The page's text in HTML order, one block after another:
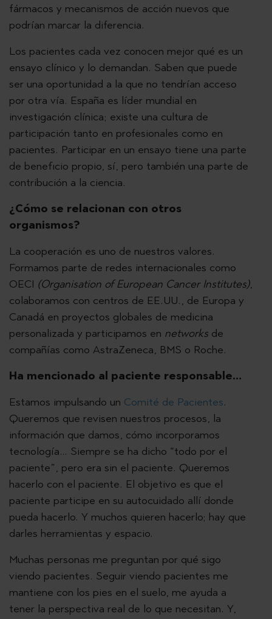
fármacos y mecanismos de acción nuevos que
podrían marcar la diferencia.
Los pacientes cada vez conocen mejor qué es un
ensayo clínico y lo demandan. Saben que puede
ser una oportunidad a la que no tendrían acceso
por otra vía. España es líder mundial en
investigación clínica; existe una cultura de
participación tanto en profesionales como en
pacientes. Participar en un ensayo tiene una parte
de beneficio propio, sí, pero también una parte de
contribución a la ciencia.
¿Cómo se relacionan con otros
organismos?
La cooperación es uno de nuestros valores.
Formamos parte de redes internacionales como
OECI (Organisation of European Cancer Institutes),
colaboramos con centros de EE.UU., de Europa y
Canadá en proyectos globales de medicina
personalizada y participamos en networks de
compañías como AstraZeneca, BMS o Roche.
Ha mencionado al paciente responsable…
Estamos impulsando un Comité de Pacientes.
Queremos que revisen nuestros procesos, la
información que damos, cómo incorporamos
tecnología… Siempre se ha dicho “todo por el
paciente”, pero era sin el paciente. Queremos
hacerlo con el paciente. El objetivo es que el
paciente participe en su autocuidado allí donde
pueda hacerlo. Y muchos quieren hacerlo; hay que
darles herramientas y espacio.
Muchas personas me preguntan por qué sigo
viendo pacientes. Seguir viendo pacientes me
mantiene con los pies en el suelo, me ayuda a
tener la perspectiva real de lo que necesitan. Y,